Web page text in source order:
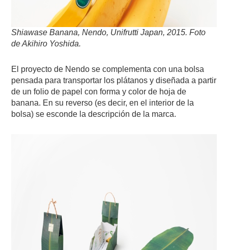
Shiawase Banana, Nendo, Unifrutti Japan, 2015. Foto
de Akihiro Yoshida.
El proyecto de Nendo se complementa con una bolsa
pensada para transportar los plátanos y diseñada a partir
de un folio de papel con forma y color de hoja de
banana. En su reverso (es decir, en el interior de la
bolsa) se esconde la descripción de la marca.